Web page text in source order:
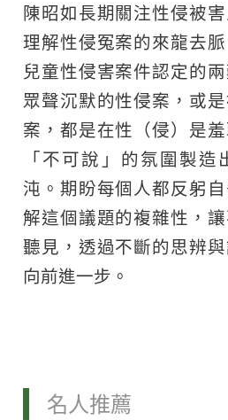
陳昭如長期關注性侵被
理解性侵冤案的來龍去
兒童性侵害案件認定的
眾聲沉默的性侵案，或
案，都是在性（侵）是
「不可說」的氛圍製
沌。期盼每個人都反躬
解這個議題的複雜性，
聽見，透過不斷的思辨
向前進一步。
名人推薦